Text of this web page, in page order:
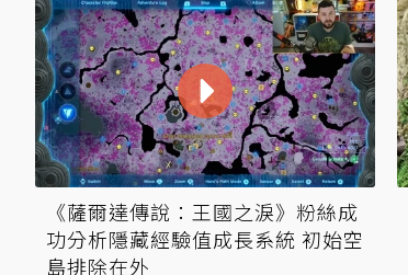
《薩爾達傳說：王國之淚》粉絲成
功分析隱藏經驗值成長系統 初始空
島排除在外